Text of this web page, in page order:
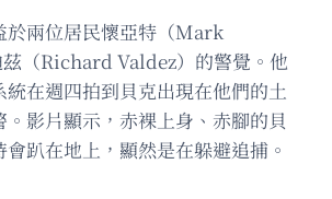
於兩位居民懷亞特（Mark
（Richard Valdez）的警覺。他
在週四拍到貝克出現在他們的土
影片顯示，赤裸上身、赤腳的貝
趴在地上，顯然是在躲避追捕。